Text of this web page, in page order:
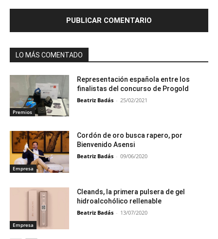
LO MÁS COMENTADO
Premios
Representación española entre los
finalistas del concurso de Progold
Beatriz Badás - 25/02/2021
Empresa
Cordón de oro busca rapero, por
Bienvenido Asensi
Beatriz Badás - 09/06/2020
Empresa
Cleands, la primera pulsera de gel
hidroalcohólico rellenable
Beatriz Badás - 13/07/2020